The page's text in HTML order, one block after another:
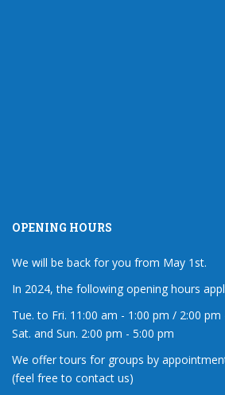
OPENING HOURS
We will be back for you from May 1st.
In 2024, the following opening hours
Tue. to Fri. 11:00 am - 1:00 pm / 2:00 pm
Sat. and Sun. 2:00 pm - 5:00 pm
We offer tours for groups by
(feel free to contact us)